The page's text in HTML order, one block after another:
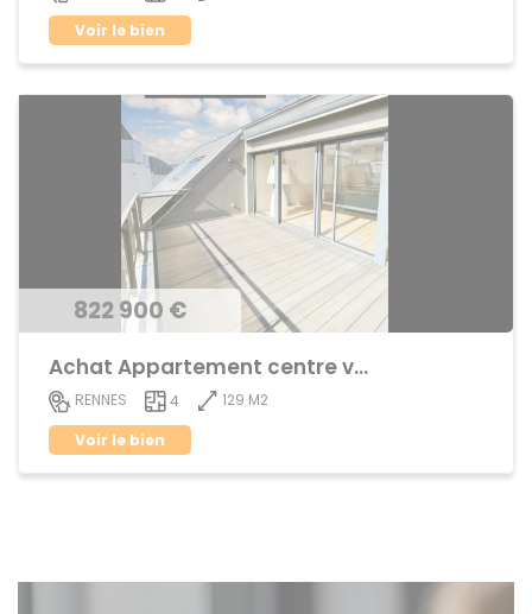
Voir le bien
822 900 €
Achat Appartement centre ville
RENNES 4
129 M2
Voir le bien